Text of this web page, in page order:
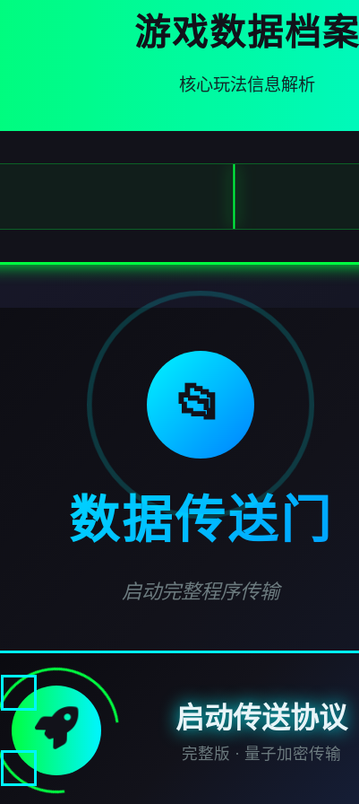
游戏数据档案
核心玩法信息解析
📂
数据传送门
启动完整程序传输
启动传送协议
完整版 · 量子加密传输